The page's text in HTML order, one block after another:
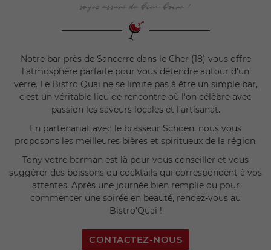
En cochant cette case, vous consentez à recevoir nos propositions
le formulaire de désinscription
INSCRIPTION
soyez assuré de bien boire !
Notre bar près de Sancerre dans le Cher (18) vous offre
l'atmosphère parfaite pour vous détendre autour d’un
verre. Le Bistro Quai ne se limite pas à être un simple bar,
c'est un véritable lieu de rencontre où l'on célèbre avec
passion les saveurs locales et l'artisanat.
En partenariat avec le brasseur Schoen, nous vous
proposons les meilleures bières et spiritueux de la région.
Tony votre barman est là pour vous conseiller et vous
suggérer des boissons ou cocktails qui correspondent à vos
attentes. Après une journée bien remplie ou pour
commencer une soirée en beauté, rendez-vous au
Bistro’Quai !
CONTACTEZ-NOUS